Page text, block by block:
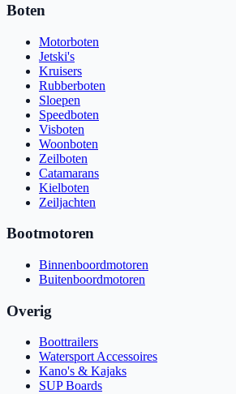
Boten
Motorboten
Jetski's
Kruisers
Rubberboten
Sloepen
Speedboten
Visboten
Woonboten
Zeilboten
Catamarans
Kielboten
Zeiljachten
Bootmotoren
Binnenboordmotoren
Buitenboordmotoren
Overig
Boottrailers
Watersport Accessoires
Kano's & Kajaks
SUP Boards